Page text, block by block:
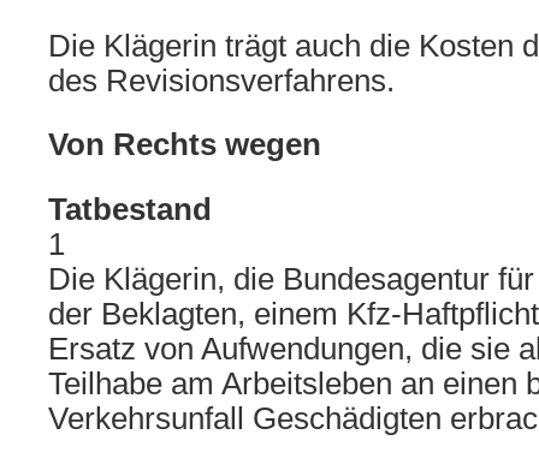
Die Klägerin trägt auch die Kosten
des Revisionsverfahrens.
Von Rechts wegen
Tatbestand
1
Die Klägerin, die Bundesagentur
der Beklagten, einem Kfz-
Ersatz von Aufwendungen, die sie
Teilhabe am Arbeitsleben an einen
Verkehrsunfall Geschädigten